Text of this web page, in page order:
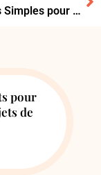
20 Astuces Simples pour Économiser l’Énergie à la Maison
pour
de